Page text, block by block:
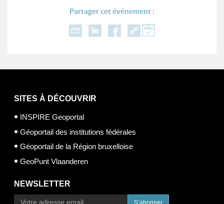
Partager cet événement :
SITES À DÉCOUVRIR
INSPIRE Geoportal
Géoportail des institutions fédérales
Géoportail de la Région bruxelloise
GeoPunt Vlaanderen
NEWSLETTER
S’abonner